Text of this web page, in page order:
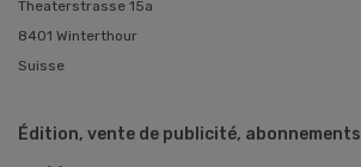
Theaterstrasse 15a
8401 Winterthour
Suisse
Édition, vente de publicité, abonnements